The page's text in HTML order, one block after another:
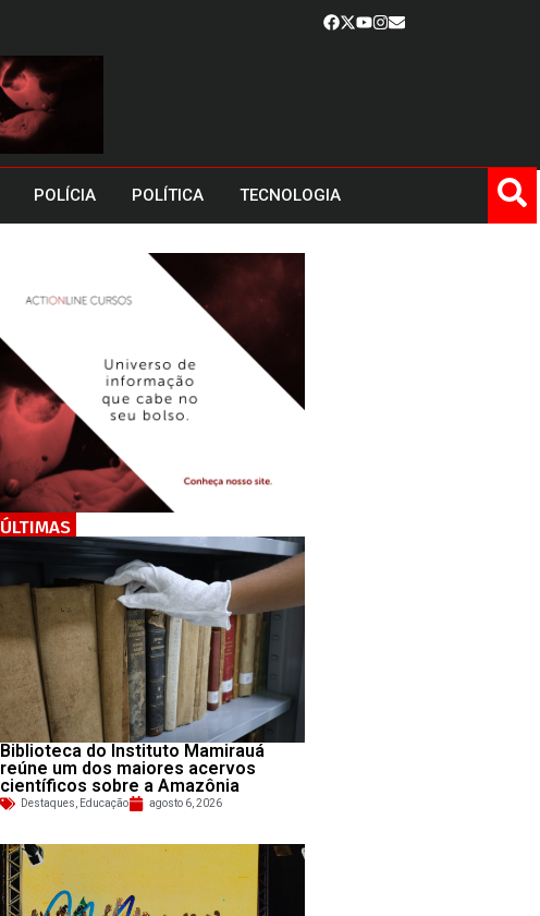
POLÍCIA POLÍTICA TECNOLOGIA
ÚLTIMAS
Biblioteca do Instituto Mamirauá
reúne um dos maiores acervos
científicos sobre a Amazônia
Destaques, Educação agosto 6, 2026